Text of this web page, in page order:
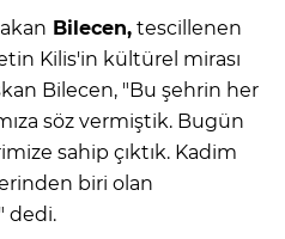
Bilecen, tescillenen
Kilis'in kültürel mirası
Bilecen, "Bu şehrin her
söz vermiştik. Bugün
sahip çıktık. Kadim
biri olan
dedi.